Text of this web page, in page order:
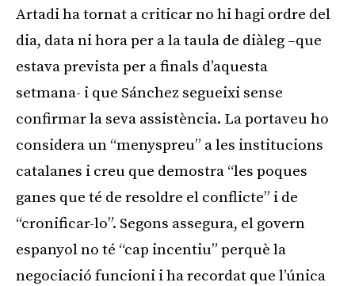
Artadi ha tornat a criticar no hi hagi ordre del
dia, data ni hora per a la taula de diàleg –que
estava prevista per a finals d’aquesta
setmana- i que Sánchez segueixi sense
confirmar la seva assistència. La portaveu ho
considera un “menyspreu” a les institucions
catalanes i creu que demostra “les poques
ganes que té de resoldre el conflicte” i de
“cronificar-lo”. Segons assegura, el govern
espanyol no té “cap incentiu” perquè la
negociació funcioni i ha recordat que l’única